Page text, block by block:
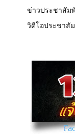
ข่าวประชาสัม
วิดีโอประชาสั